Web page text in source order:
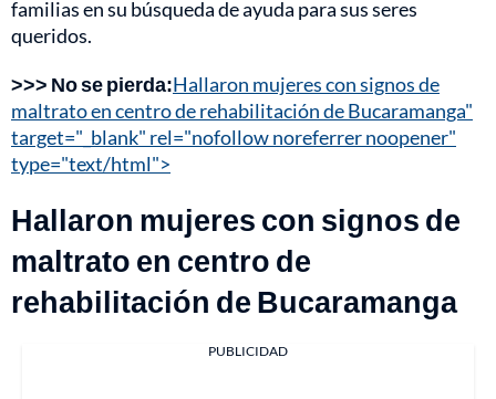
familias en su búsqueda de ayuda para sus seres
queridos.
>>> No se pierda:Hallaron mujeres con signos de
maltrato en centro de rehabilitación de Bucaramanga"
target="_blank" rel="nofollow noreferrer noopener"
type="text/html">
Hallaron mujeres con signos de
maltrato en centro de
rehabilitación de Bucaramanga
PUBLICIDAD